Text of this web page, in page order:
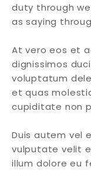
duty through
as saying
At vero eos et
dignissimos
voluptatum
et quas
cupiditate non
Duis autem vel
vulputate velit
illum dolore eu